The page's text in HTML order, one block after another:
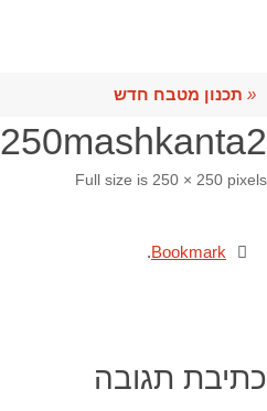
« תכנון מטבח חדש
250mashkanta2
Full size is 250 × 250 pixels
Bookmark
.
כתיבת תגובה